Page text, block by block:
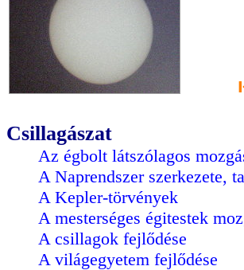
Csillagászat
Az égbolt látszólagos
A Naprendszer szerkezete,
A Kepler-törvények
A mesterséges égitestek
A csillagok fejlődése
A világegyetem fejlődése